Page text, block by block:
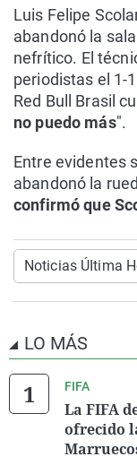
Luis Felipe
abandonó la
nefrítico. El
periodistas el 1-
Red Bull Brasil
no puedo más".
Entre evidentes
abandonó la
confirmó que
Noticias ÚItima
LO MÁS
FIFA
La FIFA
ofrecido